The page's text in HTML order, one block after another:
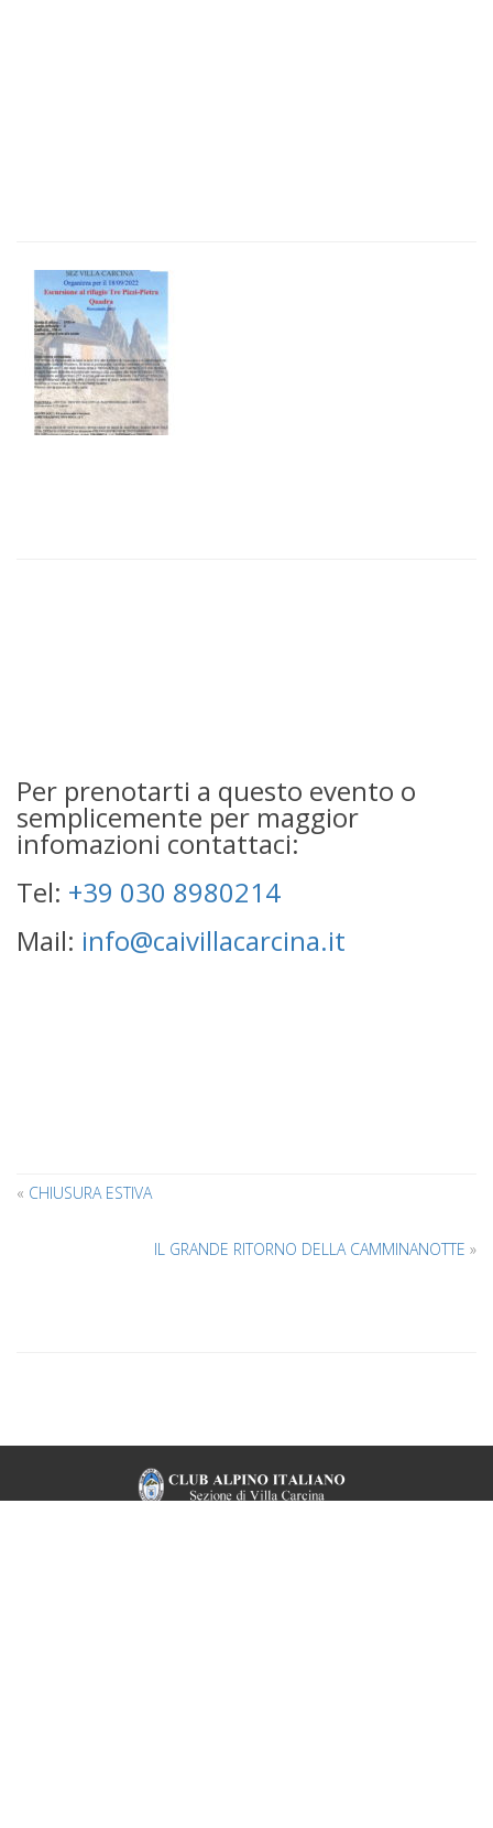
Per prenotarti a questo evento o
semplicemente per maggior
infomazioni contattaci:
Tel: +39 030 8980214
Mail: info@caivillacarcina.it
« CHIUSURA ESTIVA
IL GRANDE RITORNO DELLA CAMMINANOTTE »